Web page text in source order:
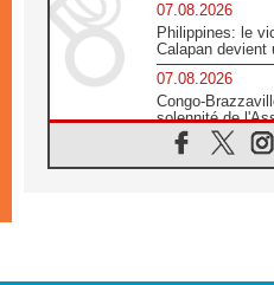
07.08.2026
Philippines: le
Calapan devient
07.08.2026
Congo-
solennité de
nationale
07.08.2026